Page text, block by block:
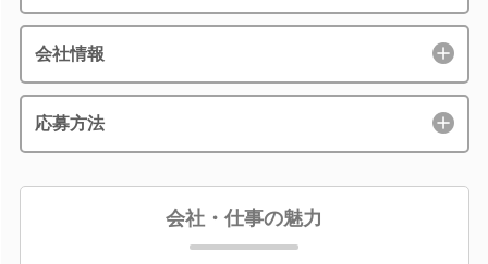
会社情報
応募方法
会社・仕事の魅力